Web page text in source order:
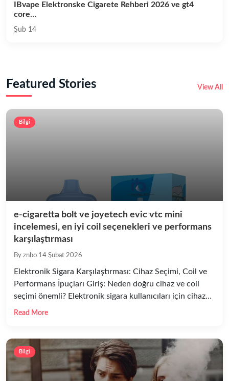
IBvape Elektronske Cigarete Rehberi 2026 ve gt4
core…
Şub 14
Featured Stories View All
Bilgi
e-cigaretta bolt ve joyetech evic vtc mini
incelemesi, en iyi coil seçenekleri ve performans
karşılaştırması
By znbo 14 Şubat 2026
Elektronik Sigara Karşılaştırması: Cihaz Seçimi, Coil ve
Performans İpuçları Giriş: Neden doğru cihaz ve coil
seçimi önemli? Elektronik sigara kullanıcıları için cihaz
seçimi, coil tercihi ve kullanım ayarları bir araya
seçenek olan e-cigaretta bolt ve joyetech evic vtc mini
modellerini […]
Read More
Bilgi